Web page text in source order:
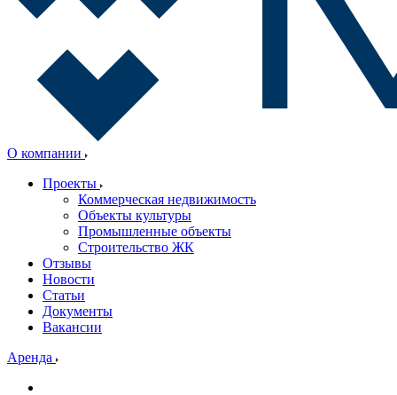
О компании
Проекты
Коммерческая недвижимость
Объекты культуры
Промышленные объекты
Строительство ЖК
Отзывы
Новости
Статьи
Документы
Вакансии
Аренда